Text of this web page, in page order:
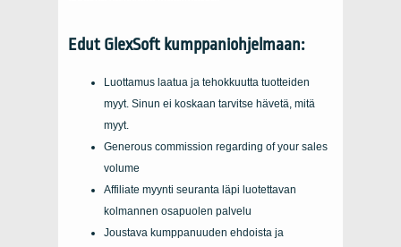
Edut GlexSoft kumppaniohjelmaan:
Luottamus laatua ja tehokkuutta tuotteiden
myyt. Sinun ei koskaan tarvitse hävetä, mitä
myyt.
Generous commission regarding of your sales
volume
Affiliate myynti seuranta läpi luotettavan
kolmannen osapuolen palvelu
Joustava kumppanuuden ehdoista ja